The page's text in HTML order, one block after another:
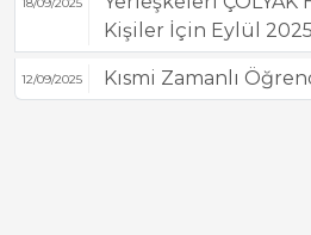
Kişiler İçin Eylül
12/09/2025 Kısmi Zamanlı